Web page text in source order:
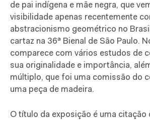
de pai indígena e mãe negra, que
visibilidade apenas recentemente
abstracionismo geométrico no
cartaz na 36ª Bienal de São Paulo.
comparece com vários estudos de
sua originalidade e importância,
múltiplo, que foi uma comissão do
uma peça de madeira.
O título da exposição é uma citação